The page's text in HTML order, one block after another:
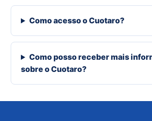
Como acesso o Cuotaro?
Como posso receber mais
sobre o Cuotaro?